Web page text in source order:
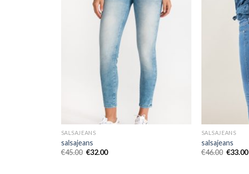
SALSAJEANS
salsajeans
€45.00 €32.00
SALSAJEANS
salsajeans
€46.00 €33.00